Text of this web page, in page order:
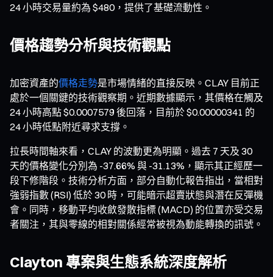
24 小時交易量約為 $480，提供了基礎流動性。
價格趨勢分析與技術觀點
加密資產的價格走勢是市場情緒的直接反映。CLAY 目前正
處於一個關鍵的技術觀察期。近期數據顯示，其價格在觸及
24 小時高點 $0.0007579 後回落，目前於 $0.00000341 的
24 小時低點附近尋求支撐。
拉長時間軸來看，CLAY 的波動更為明顯。過去 7 天及 30
天的價格變化分別為 -37.66% 與 -31.13%，顯示其正經歷一
段下修階段。技術分析方面，部分自動化報告指出，當相對
強弱指數 (RSI) 低於 30 時，可能暗示超賣狀態與潛在反彈機
會。同時，移動平均收斂發散指標 (MACD) 的位置亦受交易
者關注，其與零線的相對關係經常被視為動能轉換的訊號。
Clayton 專案與生態系統深度解析